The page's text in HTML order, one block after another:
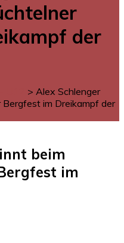
der
> Alex Schlenger
im Dreikampf der
beim
im